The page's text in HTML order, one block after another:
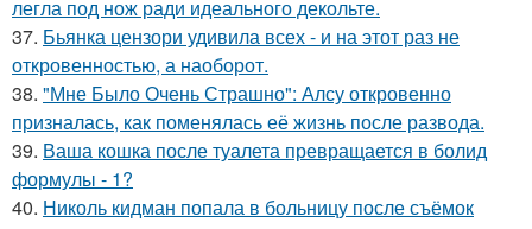
легла под нож ради идеального декольте.
37. Бьянка цензори удивила всех - и на этот раз не
откровенностью, а наоборот.
38. "Мне Было Очень Страшно": Алсу откровенно
призналась, как поменялась её жизнь после развода.
39. Ваша кошка после туалета превращается в болид
формулы - 1?
40. Николь кидман попала в больницу после съёмок